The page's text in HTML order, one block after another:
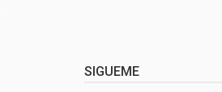
SIGUEME